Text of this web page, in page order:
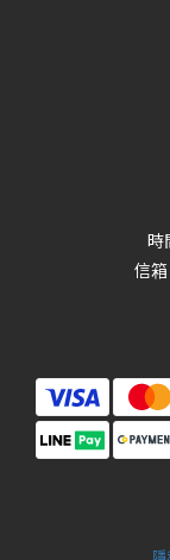
時
信箱